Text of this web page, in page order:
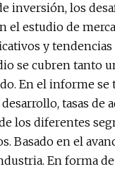
inversión, los
el estudio de
y
se cubren tanto
En el informe
tasas
los diferentes
Basado en el
En forma